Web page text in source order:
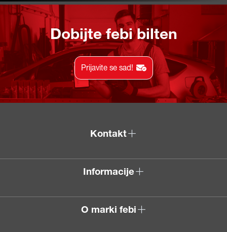
Dobijte febi bilten
Prijavite se sad!
Kontakt
Informacije
O marki febi